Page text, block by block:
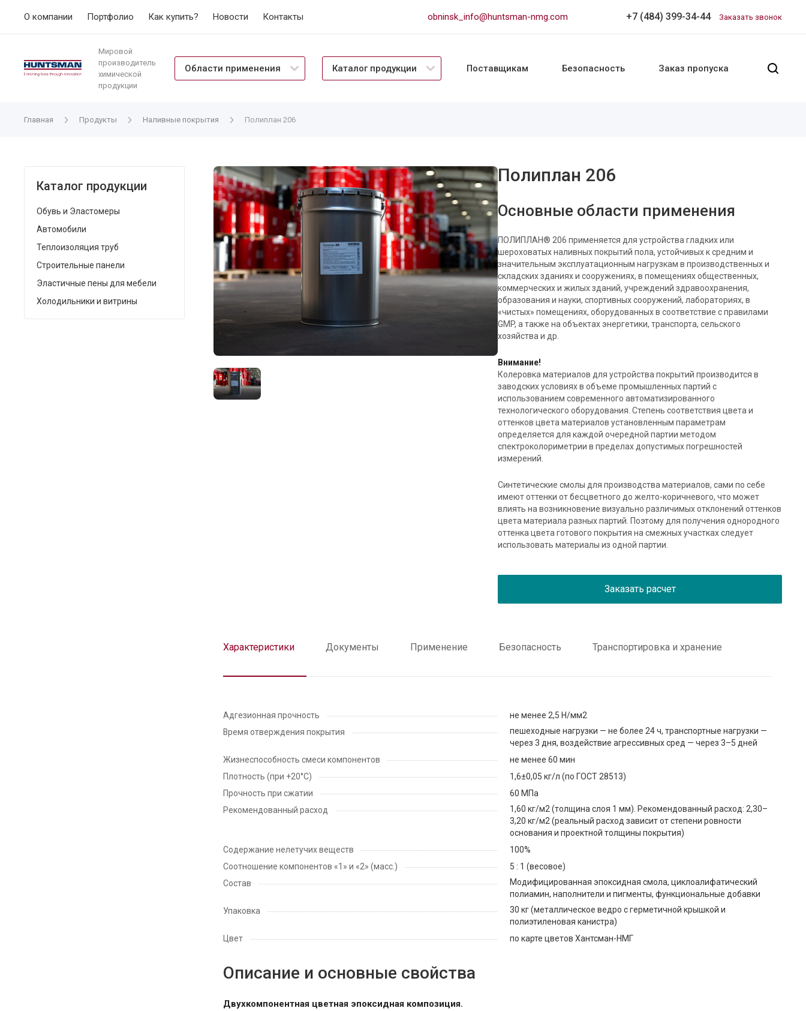
О компании Портфолио Как купить? Новости Контакты obninsk_info@huntsman-nmg.com +7 (484) 399-34-44 Заказать звонок
Мировой
производитель
химической
продукции
Области применения Каталог продукции Поставщикам Безопасность Заказ пропуска
Главная Продукты Наливные покрытия Полиплан 206
Полиплан 206
Основные области применения
ПОЛИПЛАН® 206 применяется для устройства гладких или
шероховатых наливных покрытий пола, устойчивых к средним и
значительным эксплуатационным нагрузкам в производственных и
складских зданиях и сооружениях, в помещениях общественных,
коммерческих и жилых зданий, учреждений здравоохранения,
образования и науки, спортивных сооружений, лабораториях, в
«чистых» помещениях, оборудованных в соответствие с правилами
GMP, а также на объектах энергетики, транспорта, сельского
хозяйства и др.
Внимание!
Колеровка материалов для устройства покрытий производится в
заводских условиях в объеме промышленных партий с
использованием современного автоматизированного
технологического оборудования. Степень соответствия цвета и
оттенков цвета материалов установленным параметрам
определяется для каждой очередной партии методом
спектроколориметрии в пределах допустимых погрешностей
измерений.
Синтетические смолы для производства материалов, сами по себе
имеют оттенки от бесцветного до желто-коричневого, что может
влиять на возникновение визуально различимых отклонений оттенков
цвета материала разных партий. Поэтому для получения однородного
оттенка цвета готового покрытия на смежных участках следует
использовать материалы из одной партии.
Заказать расчет
Характеристики Документы Применение Безопасность Транспортировка и хранение
Адгезионная прочность
не менее 2,5 Н/мм2
Время отверждения покрытия
пешеходные нагрузки — не более 24 ч, транспортные нагрузки —
через 3 дня, воздействие агрессивных сред — через 3–5 дней
Жизнеспособность смеси компонентов
не менее 60 мин
Плотность (при +20°С)
1,6±0,05 кг/л (по ГОСТ 28513)
Прочность при сжатии
60 МПа
Рекомендованный расход
1,60 кг/м2 (толщина слоя 1 мм). Рекомендованный расход: 2,30–
3,20 кг/м2 (реальный расход зависит от степени ровности
основания и проектной толщины покрытия)
Содержание нелетучих веществ
100%
Соотношение компонентов «1» и «2» (масс.)
5 : 1 (весовое)
Состав
Модифицированная эпоксидная смола, циклоалифатический
полиамин, наполнители и пигменты, функциональные добавки
Упаковка
30 кг (металлическое ведро с герметичной крышкой и
полиэтиленовая канистра)
Цвет
по карте цветов Хантсман-НМГ
Описание и основные свойства
Двухкомпонентная цветная эпоксидная композиция.
Каталог продукции
Обувь и Эластомеры
Автомобили
Теплоизоляция труб
Строительные панели
Эластичные пены для мебели
Холодильники и витрины